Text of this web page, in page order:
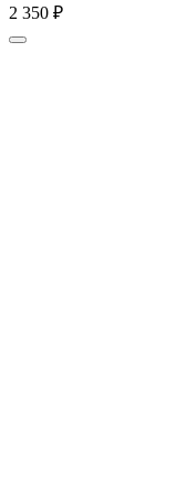
2 350 ₽